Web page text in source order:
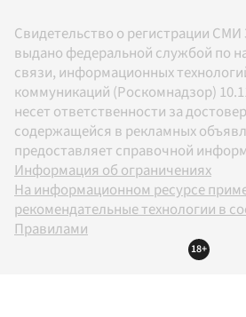
Свидетельство о регистрации
выдано федеральной службой по
связи, информационных
коммуникаций (Роскомнадзор)
несет ответственности за
содержащейся в рекламных
предоставляет справочной
Информация об ограничениях
На информационном ресурсе
рекомендательные технологии в
Правилами
18+